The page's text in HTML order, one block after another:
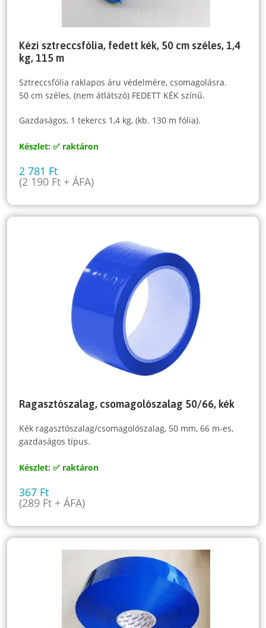
Kézi sztreccsfólia, fedett kék, 50 cm széles, 1,4
kg, 115 m
Sztreccsfólia raklapos áru védelmére, csomagolásra.
50 cm széles, (nem átlátszó) FEDETT KÉK színű.
Gazdaságos, 1 tekercs 1,4 kg, (kb. 130 m fólia).
Készlet: ✅ raktáron
2 781 Ft
(2 190 Ft + ÁFA)
Ragasztószalag, csomagolószalag 50/66, kék
Kék ragasztószalag/csomagolószalag, 50 mm, 66 m-es,
gazdaságos típus.
Készlet: ✅ raktáron
367 Ft
(289 Ft + ÁFA)